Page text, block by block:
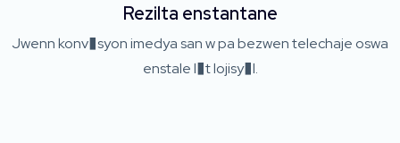
Rezilta enstantane
Jwenn konv�syon imedya san w pa bezwen telechaje oswa
enstale l�t lojisy�l.